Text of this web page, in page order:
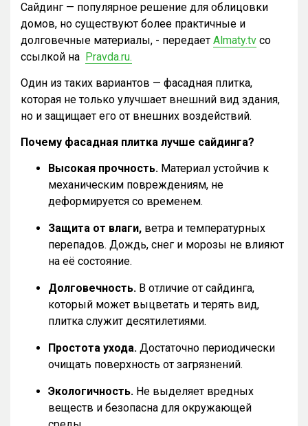
Сайдинг — популярное решение для облицовки
домов, но существуют более практичные и
долговечные материалы, - передает Almaty.tv со
ссылкой на Pravda.ru.
Один из таких вариантов — фасадная плитка,
которая не только улучшает внешний вид здания,
но и защищает его от внешних воздействий.
Почему фасадная плитка лучше сайдинга?
Высокая прочность. Материал устойчив к
механическим повреждениям, не
деформируется со временем.
Защита от влаги, ветра и температурных
перепадов. Дождь, снег и морозы не влияют
на её состояние.
Долговечность. В отличие от сайдинга,
который может выцветать и терять вид,
плитка служит десятилетиями.
Простота ухода. Достаточно периодически
очищать поверхность от загрязнений.
Экологичность. Не выделяет вредных
веществ и безопасна для окружающей